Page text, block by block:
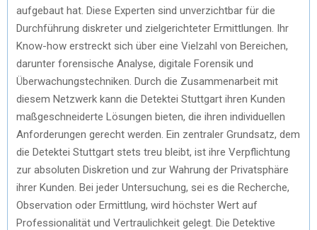
aufgebaut hat. Diese Experten sind unverzichtbar für die
Durchführung diskreter und zielgerichteter Ermittlungen. Ihr
Know-how erstreckt sich über eine Vielzahl von Bereichen,
darunter forensische Analyse, digitale Forensik und
Überwachungstechniken. Durch die Zusammenarbeit mit
diesem Netzwerk kann die Detektei Stuttgart ihren Kunden
maßgeschneiderte Lösungen bieten, die ihren individuellen
Anforderungen gerecht werden. Ein zentraler Grundsatz, dem
die Detektei Stuttgart stets treu bleibt, ist ihre Verpflichtung
zur absoluten Diskretion und zur Wahrung der Privatsphäre
ihrer Kunden. Bei jeder Untersuchung, sei es die Recherche,
Observation oder Ermittlung, wird höchster Wert auf
Professionalität und Vertraulichkeit gelegt. Die Detektive